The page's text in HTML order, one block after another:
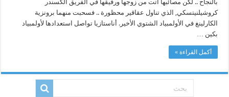
بالنجاح .. لكن مصائبها أتت من زوجها ورفيقها في الفريق ألكسندر
كروشيلنيتسكي, الذي تناول عقاقير محظورة .. فسحبت منهما برونزية
الكارلينغ في الأولمبياد الشتوي الأخير. أناستازيا تواصل استعدادها لأولمبياد
بكين …
أكمل القراءة »